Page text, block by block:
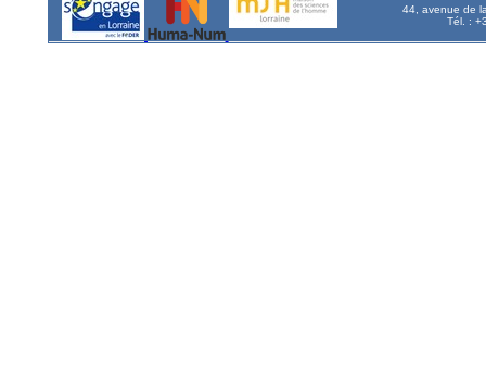
44, avenue de
Tél. :